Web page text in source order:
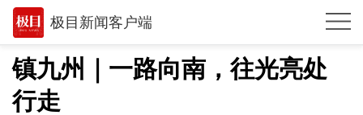
极目新闻客户端
推荐
体育
镇九州｜一路向南，往光亮处
行走